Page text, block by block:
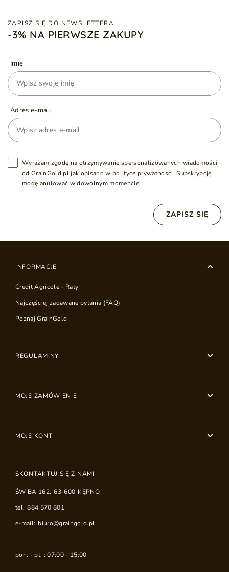
ZAPISZ SIĘ DO NEWSLETTERA
-3% NA PIERWSZE ZAKUPY
Imię
Adres e-mail
Wyrażam zgodę na otrzymywanie spersonalizowanych wiadomości
od GrainGold.pl jak opisano w polityce prywatności. Subskrypcję
mogę anulować w dowolnym momencie.
ZAPISZ SIĘ
INFORMACJE
Credit Agricole - Raty
Najczęściej zadawane pytania (FAQ)
Poznaj GrainGold
REGULAMINY
MOJE ZAMÓWIENIE
MOJE KONT
SKONTAKTUJ SIĘ Z NAMI
ŚWIBA 162, 63-600 KĘPNO
tel. 884 570 801
e-mail: biuro@graingold.pl
pon. - pt. : 07:00 - 15:00